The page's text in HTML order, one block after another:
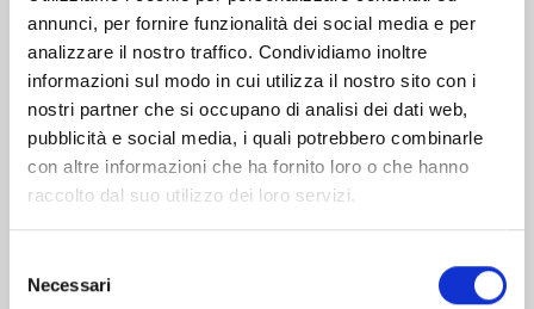
annunci, per fornire funzionalità dei social media e per
analizzare il nostro traffico. Condividiamo inoltre
informazioni sul modo in cui utilizza il nostro sito con i
nostri partner che si occupano di analisi dei dati web,
pubblicità e social media, i quali potrebbero combinarle
con altre informazioni che ha fornito loro o che hanno
raccolto dal suo utilizzo dei loro servizi.
delNecessari
Altri volumi della serie